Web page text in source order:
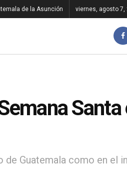
de la Asunción viernes, agosto 7,
Santa
de Guatemala como en el